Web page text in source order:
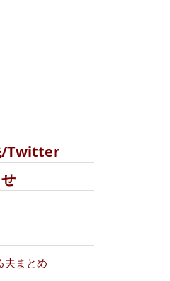
/Twitter
夫まとめ